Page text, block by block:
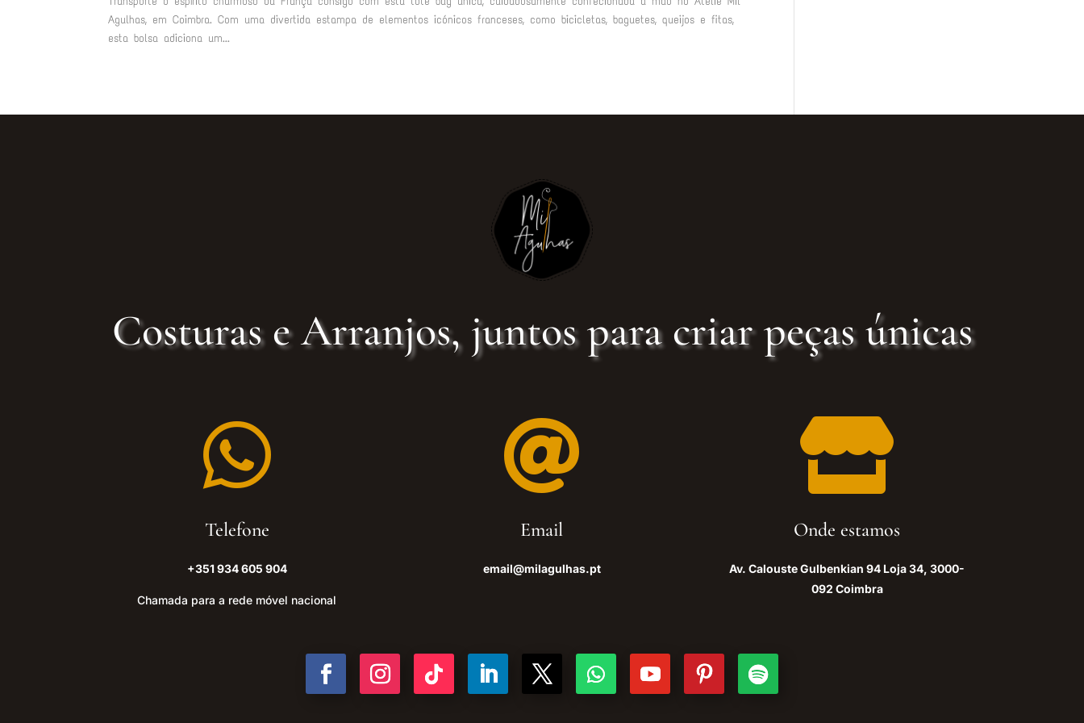
Agulhas, em Coimbra. Com uma divertida estampa de elementos icónicos franceses, como bicicletas, baguetes, queijos e fitas,
esta bolsa adiciona um...
Costuras e Arranjos, juntos para criar peças únicas

Telefone
+351 934 605 904
Chamada para a rede móvel nacional

Email
email@milagulhas.pt

Onde estamos
Av. Calouste Gulbenkian 94 Loja 34, 3000-
092 Coimbra